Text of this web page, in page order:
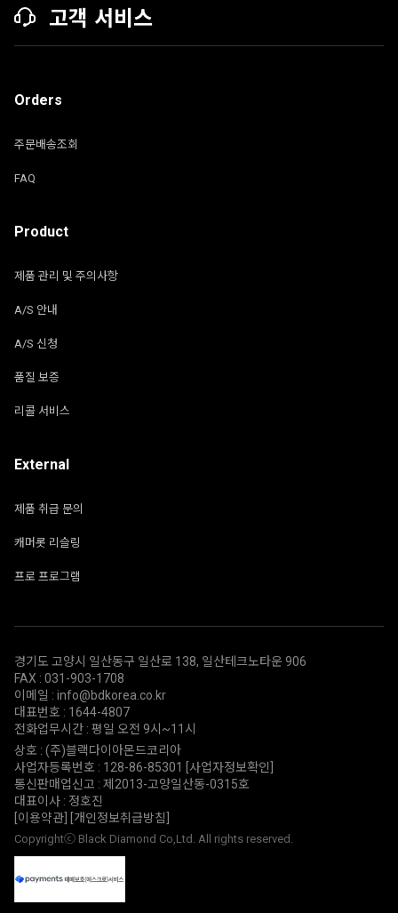
고객 서비스
Orders
주문배송조회
FAQ
Product
제품 관리 및 주의사항
A/S 안내
A/S 신청
품질 보증
리콜 서비스
External
제품 취급 문의
캐머롯 리슬링
프로 프로그램
경기도 고양시 일산동구 일산로 138, 일산테크노타운 906
FAX : 031-903-1708
이메일 : info@bdkorea.co.kr
대표번호 : 1644-4807
전화업무시간 : 평일 오전 9시~11시
상호 : (주)블랙다이아몬드코리아
사업자등록번호 : 128-86-85301
[사업자정보확인]
통신판매업신고 : 제2013-고양일산동-0315호
대표이사 : 정호진
[이용약관]
[개인정보취급방침]
Copyrightⓒ Black Diamond Co,Ltd. All rights reserved.